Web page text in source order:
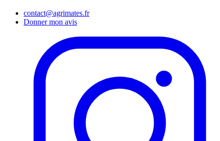
contact@agrimates.fr
Donner mon avis